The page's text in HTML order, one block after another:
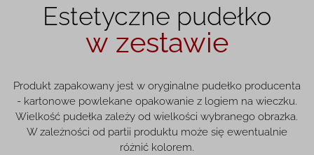
Estetyczne pudełko
w zestawie
Produkt zapakowany jest w oryginalne pudełko producenta
- kartonowe powlekane opakowanie z logiem na wieczku.
Wielkość pudełka zależy od wielkości wybranego obrazka.
W zależności od partii produktu może się ewentualnie
różnić kolorem.